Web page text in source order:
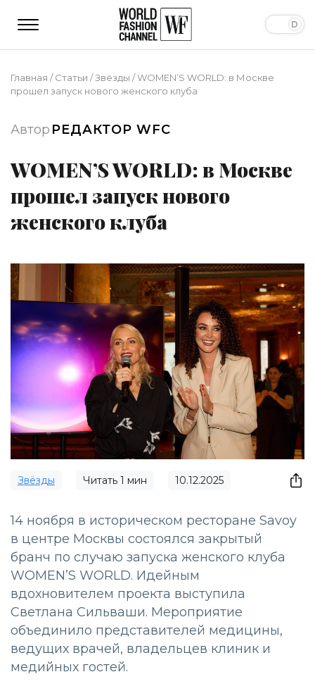
Главная /Статьи /Звёзды /WOMEN’S WORLD: в Москве
прошел запуск нового женского клуба
Автор РЕДАКТОР WFC
WOMEN’S WORLD: в Москве
прошел запуск нового
женского клуба
Звёзды Читать 1 мин 10.12.2025
14 ноября в историческом ресторане Savoy
в центре Москвы состоялся закрытый
бранч по случаю запуска женского клуба
WOMEN’S WORLD. Идейным
вдохновителем проекта выступила
Светлана Сильваши. Мероприятие
объединило представителей медицины,
ведущих врачей, владельцев клиник и
медийных гостей.